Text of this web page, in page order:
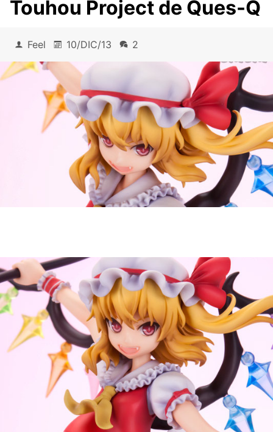
Touhou Project de Ques-Q
Feel 10/DIC/13 2